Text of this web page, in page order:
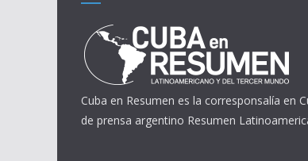
Cuba en Resumen es la corresponsalía en
de prensa argentino Resumen